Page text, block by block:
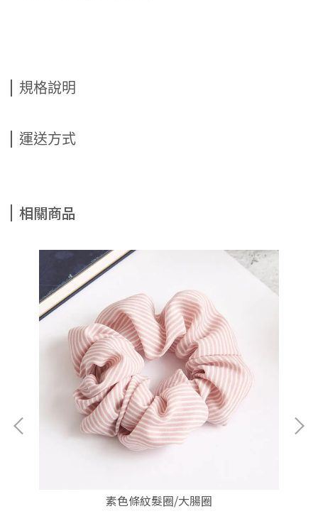
規格說明
運送方式
相關商品
素色條紋髮圈/大腸圈